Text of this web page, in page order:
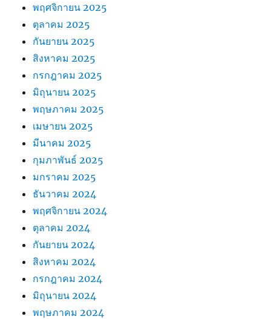
พฤศจิกายน 2025
ตุลาคม 2025
กันยายน 2025
สิงหาคม 2025
กรกฎาคม 2025
มิถุนายน 2025
พฤษภาคม 2025
เมษายน 2025
มีนาคม 2025
กุมภาพันธ์ 2025
มกราคม 2025
ธันวาคม 2024
พฤศจิกายน 2024
ตุลาคม 2024
กันยายน 2024
สิงหาคม 2024
กรกฎาคม 2024
มิถุนายน 2024
พฤษภาคม 2024